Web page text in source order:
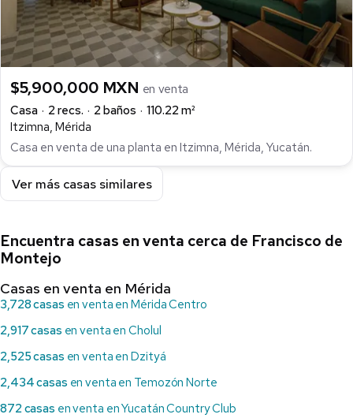
$5,900,000 MXN en venta
Casa
2 recs. 2 baños
110.22 m²
Itzimna, Mérida
Casa en venta de una planta en Itzimna, Mérida, Yucatán.
Ver más casas similares
Encuentra casas en venta cerca de Francisco de
Montejo
Casas en venta en Mérida
3,728 casas en venta en Mérida Centro
2,917 casas en venta en Cholul
2,525 casas en venta en Dzityá
2,434 casas en venta en Temozón Norte
872 casas en venta en Yucatán Country Club